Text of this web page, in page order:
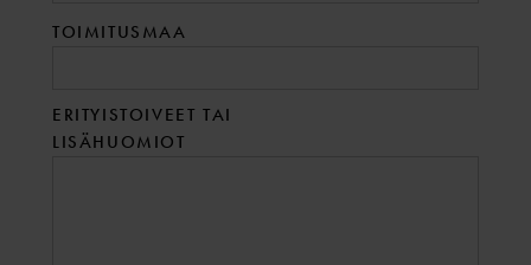
TOIMITUSMAA
ERITYISTOIVEET TAI
LISÄHUOMIOT